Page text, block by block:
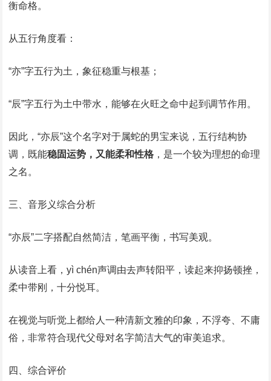
衡命格。
从五行角度看：
“亦”字五行为土，象征稳重与根基；
“辰”字五行为土中带水，能够在火旺之命中起到调节作用。
因此，“亦辰”这个名字对于属蛇的男宝来说，五行结构协
调，既能稳固运势，又能柔和性格 ，是一个较为理想的命理
之名。
三、音形义综合分析
“亦辰”二字搭配自然简洁，笔画平衡，书写美观。
从读音上看，yì chén声调由去声转阳平，读起来抑扬顿挫，
柔中带刚，十分悦耳。
在视觉与听觉上都给人一种清新文雅的印象，不浮夸、不庸
俗，非常符合现代父母对名字简洁大气的审美追求。
四、综合评价